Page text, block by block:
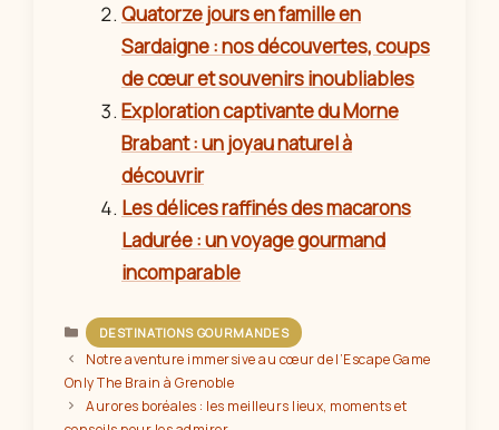
Quatorze jours en famille en
Sardaigne : nos découvertes, coups
de cœur et souvenirs inoubliables
Exploration captivante du Morne
Brabant : un joyau naturel à
découvrir
Les délices raffinés des macarons
Ladurée : un voyage gourmand
incomparable
Catégories
DESTINATIONS GOURMANDES
Notre aventure immersive au cœur de l’Escape Game
Only The Brain à Grenoble
Aurores boréales : les meilleurs lieux, moments et